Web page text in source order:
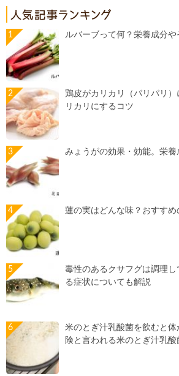
ルバーブって何？栄養成分
鶏皮がカリカリ（パリパリ
リカリにするコツ
みょうがの効果・効能。栄
蓮の実はどんな味？おすすめ
毒性のあるクサフグは調理
る症状についても解説
米のとぎ汁乳酸菌を飲むと
険と言われる米のとぎ汁乳